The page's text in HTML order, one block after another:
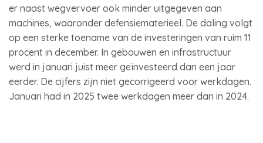
er naast wegvervoer ook minder uitgegeven aan
machines, waaronder defensiematerieel. De daling volgt
op een sterke toename van de investeringen van ruim 11
procent in december. In gebouwen en infrastructuur
werd in januari juist meer geïnvesteerd dan een jaar
eerder. De cijfers zijn niet gecorrigeerd voor werkdagen.
Januari had in 2025 twee werkdagen meer dan in 2024.